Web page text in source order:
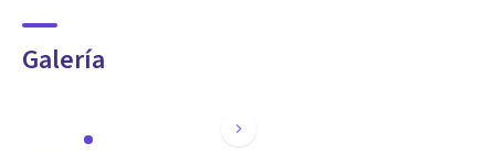
Galería